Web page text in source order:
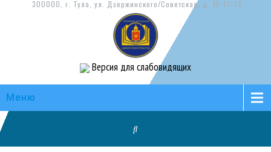
300000, г. Тула, ул. Дзержинского/Советская, д. 15-17/73
Версия для слабовидящих
Меню